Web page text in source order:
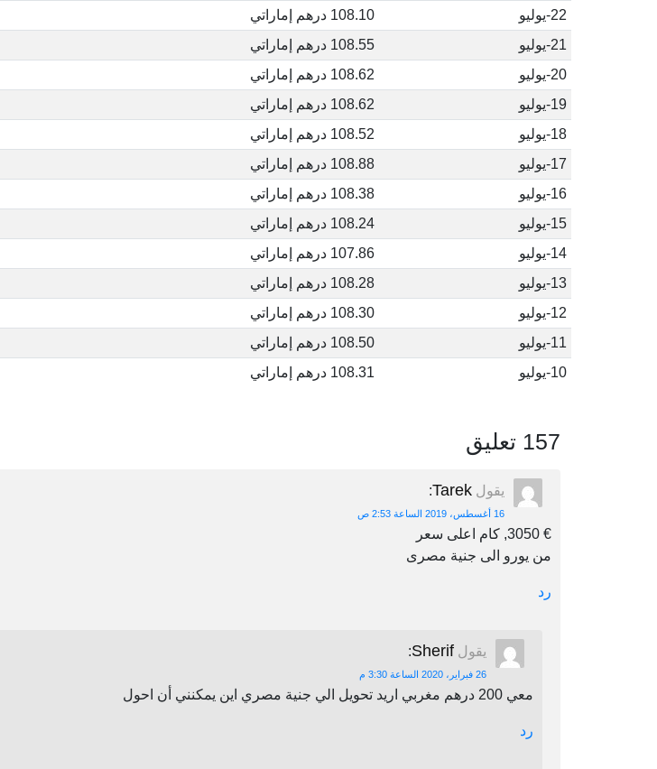
22-يوليو
108.10 درهم إماراتي
21-يوليو
108.55 درهم إماراتي
20-يوليو
108.62 درهم إماراتي
19-يوليو
108.62 درهم إماراتي
18-يوليو
108.52 درهم إماراتي
17-يوليو
108.88 درهم إماراتي
16-يوليو
108.38 درهم إماراتي
15-يوليو
108.24 درهم إماراتي
14-يوليو
107.86 درهم إماراتي
13-يوليو
108.28 درهم إماراتي
12-يوليو
108.30 درهم إماراتي
11-يوليو
108.50 درهم إماراتي
10-يوليو
108.31 درهم إماراتي
157 تعليق
يقول Tarek
:
16 أغسطس، 2019 الساعة 2:53 ص
€ 3050, كام اعلى سعر
من يورو الى جنية مصرى
رد
يقول Sherif
:
26 فبراير، 2020 الساعة 3:30 م
معي 200 درهم مغربي اريد تحويل الي جنية مصري اين يمكنني أن احول
رد